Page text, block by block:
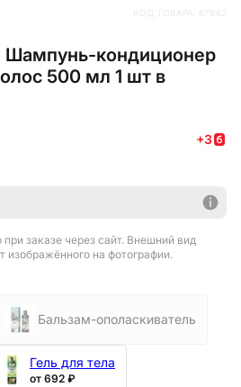
Шампунь-кондиционер
500 мл 1 шт в
+3
заказе через сайт. Внешний вид
изображённого на фотографии.
Бальзам-ополаскиватель
Гель для тела
от 692 ₽